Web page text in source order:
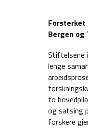
Forsterket
Bergen og
Stiftelsene
lenge
to
og satsing
forskere